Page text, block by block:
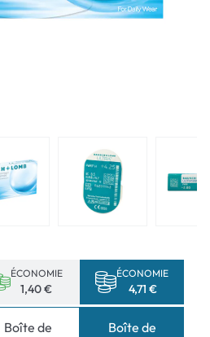
ÉCONOMIE
1,40 €
Boîte de
ÉCONOMIE
4,71 €
Boîte de